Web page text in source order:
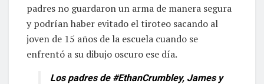
padres no guardaron un arma de manera segura
y podrían haber evitado el tiroteo sacando al
joven de 15 años de la escuela cuando se
enfrentó a su dibujo oscuro ese día.
Los padres de #EthanCrumbley, James y